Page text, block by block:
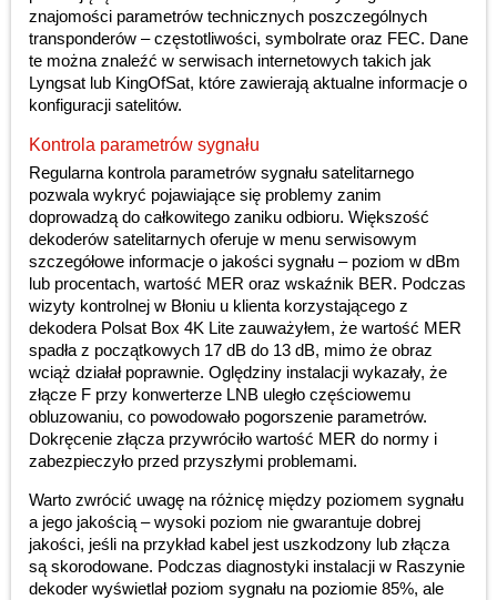
znajomości parametrów technicznych poszczególnych
transponderów – częstotliwości, symbolrate oraz FEC. Dane
te można znaleźć w serwisach internetowych takich jak
Lyngsat lub KingOfSat, które zawierają aktualne informacje o
konfiguracji satelitów.
Kontrola parametrów sygnału
Regularna kontrola parametrów sygnału satelitarnego
pozwala wykryć pojawiające się problemy zanim
doprowadzą do całkowitego zaniku odbioru. Większość
dekoderów satelitarnych oferuje w menu serwisowym
szczegółowe informacje o jakości sygnału – poziom w dBm
lub procentach, wartość MER oraz wskaźnik BER. Podczas
wizyty kontrolnej w Błoniu u klienta korzystającego z
dekodera Polsat Box 4K Lite zauważyłem, że wartość MER
spadła z początkowych 17 dB do 13 dB, mimo że obraz
wciąż działał poprawnie. Oględziny instalacji wykazały, że
złącze F przy konwerterze LNB uległo częściowemu
obluzowaniu, co powodowało pogorszenie parametrów.
Dokręcenie złącza przywróciło wartość MER do normy i
zabezpieczyło przed przyszłymi problemami.
Warto zwrócić uwagę na różnicę między poziomem sygnału
a jego jakością – wysoki poziom nie gwarantuje dobrej
jakości, jeśli na przykład kabel jest uszkodzony lub złącza
są skorodowane. Podczas diagnostyki instalacji w Raszynie
dekoder wyświetlał poziom sygnału na poziomie 85%, ale